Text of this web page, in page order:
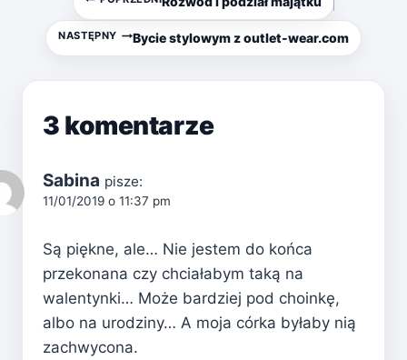
wpisu
NASTĘPNY Bycie stylowym z outlet-wear.com
3 komentarze
Sabina pisze:
11/01/2019 o 11:37 pm
Są piękne, ale… Nie jestem do końca
przekonana czy chciałabym taką na
walentynki… Może bardziej pod choinkę,
albo na urodziny… A moja córka byłaby nią
zachwycona.